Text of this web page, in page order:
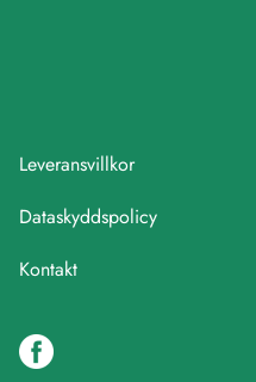
Leveransvillkor
Dataskyddspolicy
Kontakt